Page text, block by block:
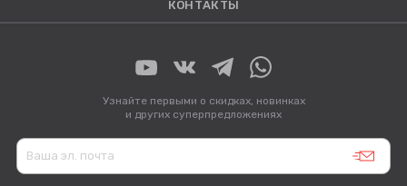
КОНТАКТЫ
Узнайте первыми о скидках, новинках
и других суперпредложениях